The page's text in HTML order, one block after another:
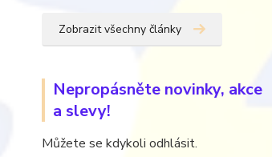
Zobrazit všechny články
Nepropásněte novinky, akce
a slevy!
Můžete se kdykoli odhlásit.